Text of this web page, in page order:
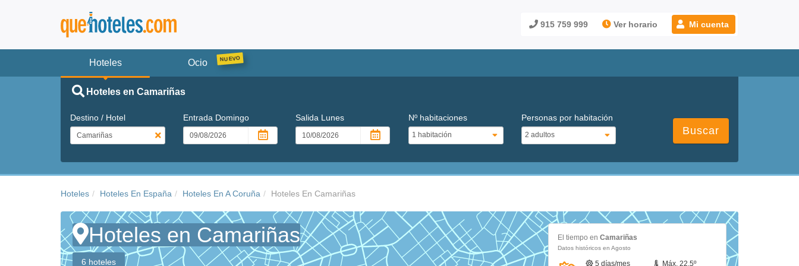
915 759 999 Ver horario Mi cuenta
Hoteles Ocio
Hoteles en Camariñas
Destino / Hotel Entrada Domingo Salida Lunes Nº habitaciones Personas por habitación
Buscar
Hoteles Hoteles En España Hoteles En A Coruña Hoteles En Camariñas
Hoteles en Camariñas
6 hoteles
El tiempo en Camariñas
Datos históricos en Agosto
5 días/mes Máx. 22.5º